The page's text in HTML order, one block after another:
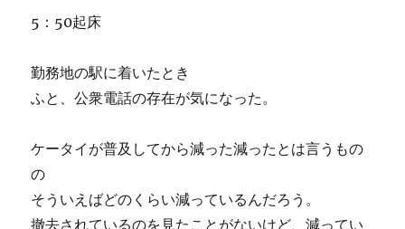
5：50起床
勤務地の駅に着いたとき
ふと、公衆電話の存在が気になった。
ケータイが普及してから減った減ったとは言うもの
の
そういえばどのくらい減っているんだろう。
撤去されているのを見たことがないけど、減ってい